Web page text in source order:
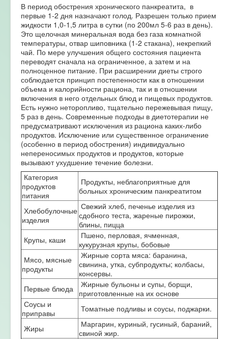
В период обострения хронического панкреатита, в
первые 1-2 дня назначают голод. Разрешен только прием
жидкости 1,0-1,5 литра в сутки (по 200мл 5-6 раз в день).
Это щелочная минеральная вода без газа комнатной
температуры, отвар шиповника (1-2 стакана), некрепкий
чай. По мере улучшения общего состояния пациента
переводят сначала на ограниченное, а затем и на
полноценное питание. При расширении диеты строго
соблюдается принцип постепенности как в отношении
объема и калорийности рациона, так и в отношении
включения в него отдельных блюд и пищевых продуктов.
Есть нужно неторопливо, тщательно пережевывая пищу,
5 раз в день. Современные подходы в диетотерапии не
предусматривают исключения из рациона каких-либо
продуктов. Исключение или существенное ограничение
(особенно в период обострения) индивидуально
непереносимых продуктов и продуктов, которые
вызывают ухудшение течение болезни.
Категория
продуктов
питания
Продукты, неблагоприятные для
больных хроническим панкреатитом
Хлебобулочные
изделия
Свежий хлеб, печенье изделия из
сдобного теста, жареные пирожки,
блины, пицца
Крупы, каши
Пшено, перловая, ячменная,
кукурузная крупы, бобовые
Мясо, мясные
продукты
Жирные сорта мяса: баранина,
свинина, утка, субпродукты; колбасы,
консервы.
Первые блюда
Жирные бульоны и супы, борщи,
приготовленные на их основе
Соусы и
приправы
Томатные подливы и соусы, поджарки.
Жиры
Маргарин, куриный, гусиный, бараний,
свиной жир.